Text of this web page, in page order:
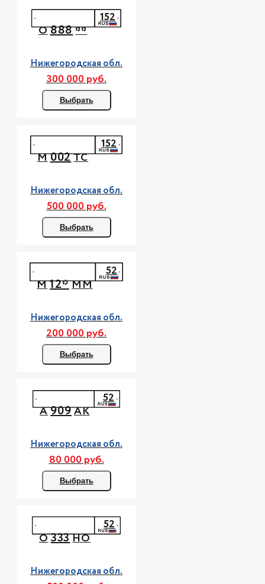
О888**
152
Нижегородская обл.
300 000 руб.
Выбрать
М002ТС
152
Нижегородская обл.
500 000 руб.
Выбрать
М12*ММ
52
Нижегородская обл.
200 000 руб.
Выбрать
А909АК
52
Нижегородская обл.
80 000 руб.
Выбрать
О333НО
52
Нижегородская обл.